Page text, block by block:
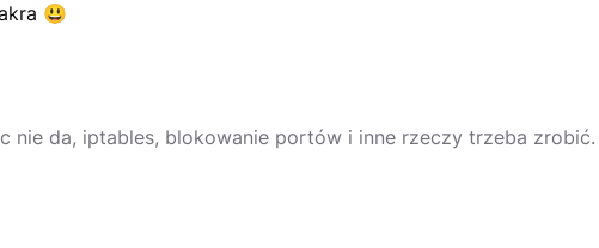
😃
nie da, iptables, blokowanie portów i inne rzeczy trzeba zrobić.